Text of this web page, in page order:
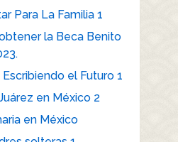
Para La Familia 1
la Beca Benito
el Futuro 1
en México 2
en México